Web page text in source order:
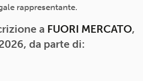
rappresentante.
a FUORI MERCATO,
da parte di: